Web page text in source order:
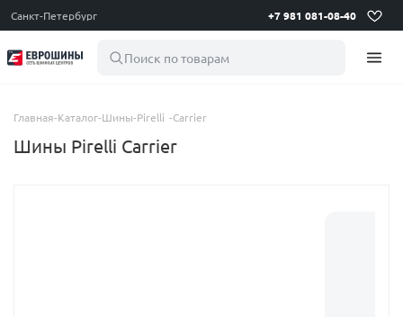
Санкт-Петербург +7 981 081-08-40
Поиск по товарам
Главная-Каталог-Шины-Pirelli -Carrier
Шины Pirelli Carrier